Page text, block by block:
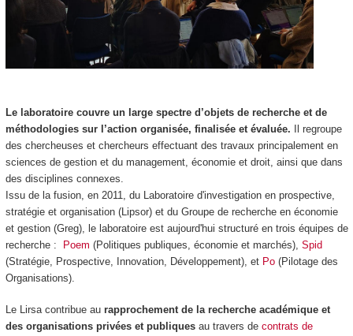
Le laboratoire couvre un large spectre d’objets de recherche et de
méthodologies sur l’action organisée, finalisée et évaluée.
Il regroupe
des chercheuses et chercheurs effectuant des travaux principalement en
sciences de gestion et du management, économie et droit, ainsi que dans
des disciplines connexes.
Issu de la fusion, en 2011, du Laboratoire d'investigation en prospective,
stratégie et organisation (Lipsor) et du Groupe de recherche en économie
et gestion (Greg), le laboratoire est aujourd'hui structuré en trois équipes de
recherche :
Poem (Politiques publiques, économie et marchés), Spid
(Stratégie, Prospective, Innovation, Développement), et Po(Pilotage des
Organisations).
Le Lirsa contribue au rapprochement de la recherche académique et
des organisations privées et publiquesau travers de contrats de